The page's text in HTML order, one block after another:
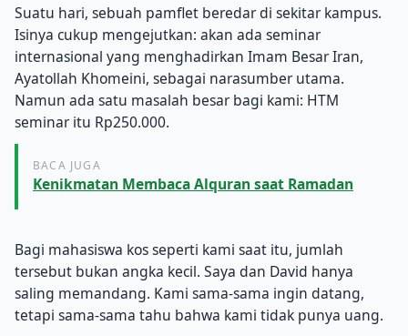
Suatu hari, sebuah pamflet beredar di sekitar kampus.
Isinya cukup mengejutkan: akan ada seminar
internasional yang menghadirkan Imam Besar Iran,
Ayatollah Khomeini, sebagai narasumber utama.
Namun ada satu masalah besar bagi kami: HTM
seminar itu Rp250.000.
BACA JUGA
Kenikmatan Membaca Alquran saat Ramadan
Bagi mahasiswa kos seperti kami saat itu, jumlah
tersebut bukan angka kecil. Saya dan David hanya
saling memandang. Kami sama-sama ingin datang,
tetapi sama-sama tahu bahwa kami tidak punya uang.